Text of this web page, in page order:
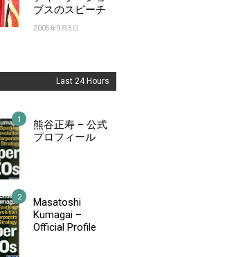
ブスのスピーチ
2005年9月3日
Last 24 Hours
熊谷正寿 – 公式
プロフィール
Masatoshi
Kumagai –
Official Profile